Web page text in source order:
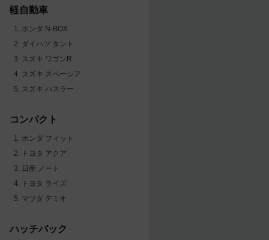
軽自動車
ホンダ N-BOX
ダイハツ タント
スズキ ワゴンR
スズキ スペーシア
スズキ ハスラー
コンパクト
ホンダ フィット
トヨタ アクア
日産 ノート
トヨタ ライズ
マツダ デミオ
ハッチバック